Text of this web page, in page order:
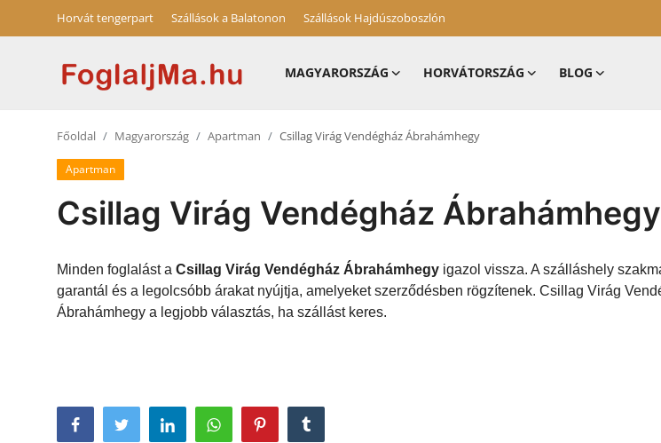
Horvát tengerpart Szállások a Balatonon Szállások Hajdúszoboszlón
MAGYARORSZÁG HORVÁTORSZÁG BLOG
Szállások a Balatonon
Szállások Hajdúszoboszlón
Főoldal Magyarország Apartman Csillag Virág Vendégház Ábrahámhegy
Apartman
Csillag Virág Vendégház Ábrahámhegy
Minden foglalást a Csillag Virág Vendégház Ábrahámhegy igazol vissza. A szálláshely
garantál és a legolcsóbb árakat nyújtja, amelyeket szerződésben rögzítenek. Csillag Virág
Ábrahámhegy a legjobb választás, ha szállást keres.